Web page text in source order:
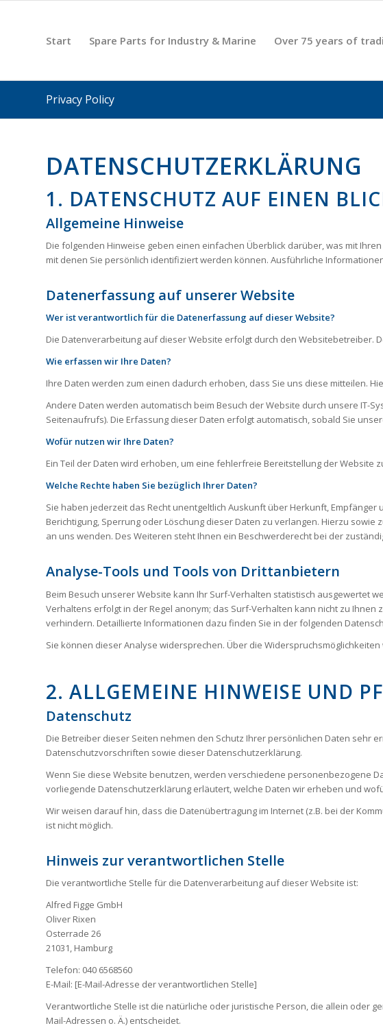
Start Spare Parts for Industry & Marine Over 75 years of
Privacy Policy
DATENSCHUTZERKLÄRUNG
1. DATENSCHUTZ AUF EINEN
Allgemeine Hinweise
Die folgenden Hinweise geben einen einfachen Überblick darüber, was mit
mit denen Sie persönlich identifiziert werden können. Ausführliche
Datenerfassung auf unserer Website
Wer ist verantwortlich für die Datenerfassung auf dieser Website?
Die Datenverarbeitung auf dieser Website erfolgt durch den Websitebetreiber.
Wie erfassen wir Ihre Daten?
Ihre Daten werden zum einen dadurch erhoben, dass Sie uns diese mitteilen.
Andere Daten werden automatisch beim Besuch der Website durch unsere IT-
Seitenaufrufs). Die Erfassung dieser Daten erfolgt automatisch, sobald Sie
Wofür nutzen wir Ihre Daten?
Ein Teil der Daten wird erhoben, um eine fehlerfreie Bereitstellung der
Welche Rechte haben Sie bezüglich Ihrer Daten?
Sie haben jederzeit das Recht unentgeltlich Auskunft über Herkunft,
Berichtigung, Sperrung oder Löschung dieser Daten zu verlangen. Hierzu
an uns wenden. Des Weiteren steht Ihnen ein Beschwerderecht bei der
Analyse-Tools und Tools von Drittanbietern
Beim Besuch unserer Website kann Ihr Surf-Verhalten statistisch ausgewertet
Verhaltens erfolgt in der Regel anonym; das Surf-Verhalten kann nicht zu
verhindern. Detaillierte Informationen dazu finden Sie in der folgenden
Sie können dieser Analyse widersprechen. Über die
2. ALLGEMEINE HINWEISE UND
Datenschutz
Die Betreiber dieser Seiten nehmen den Schutz Ihrer persönlichen Daten
Datenschutzvorschriften sowie dieser Datenschutzerklärung.
Wenn Sie diese Website benutzen, werden verschiedene personenbezogene
vorliegende Datenschutzerklärung erläutert, welche Daten wir erheben und
Wir weisen darauf hin, dass die Datenübertragung im Internet (z.B. bei der
ist nicht möglich.
Hinweis zur verantwortlichen Stelle
Die verantwortliche Stelle für die Datenverarbeitung auf dieser Website ist:
Alfred Figge GmbH
Oliver Rixen
Osterrade 26
21031, Hamburg
Telefon: 040 6568560
E-Mail: [E-Mail-Adresse der verantwortlichen Stelle]
Verantwortliche Stelle ist die natürliche oder juristische Person, die allein oder
Mail-Adressen o. Ä.) entscheidet.